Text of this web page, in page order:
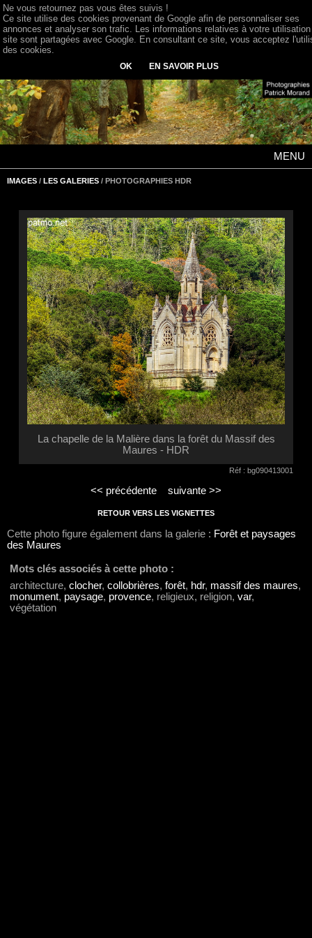
MENU
IMAGES / LES GALERIES / PHOTOGRAPHIES HDR
La chapelle de la Malière dans la forêt du Massif des
Maures - HDR
Réf : bg090413001
<< précédente suivante >>
RETOUR VERS LES VIGNETTES
Cette photo figure également dans la galerie : Forêt et paysages
des Maures
Mots clés associés à cette photo :
architecture, clocher, collobrières, forêt, hdr, massif des maures,
monument, paysage, provence, religieux, religion, var,
végétation
Ne vous retournez pas vous êtes suivis !
Ce site utilise des cookies provenant de Google afin de personnaliser ses
annonces et analyser son trafic. Les informations relatives à votre
site sont partagées avec Google. En consultant ce site, vous acceptez
des cookies.
OK EN SAVOIR PLUS